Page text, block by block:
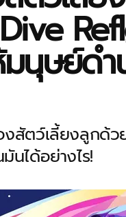
นุษย์ดำ
สัตว์เลี้ยงลูกด้
นได้อย่างไร!